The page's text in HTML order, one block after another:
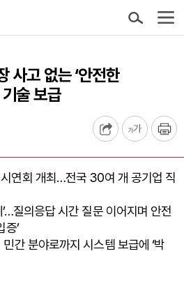
사고 없는 ‘안전한
술 보급
연회 개최…전국 30여 개 공기업 직
질의응답 시간 질문 이어지며 안전
증’
간 분야로까지 시스템 보급에 ‘박